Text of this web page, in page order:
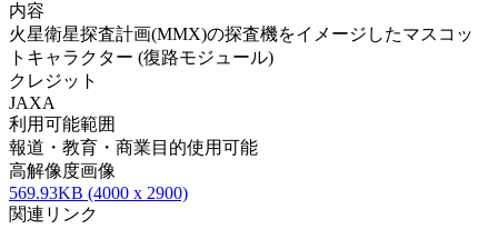
内容
火星衛星探査計画(MMX)の探査機をイメージしたマスコッ
トキャラクター (復路モジュール)
クレジット
JAXA
利用可能範囲
報道・教育・商業目的使用可能
高解像度画像
569.93KB (4000 x 2900)
関連リンク